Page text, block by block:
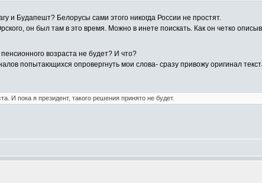
и Будапешт? Белорусы сами этого никогда России не простят.
он был там в это время. Можно в инете поискать. Как он четко
возраста не будет? И что?
попытающихся опровергнуть мои слова- сразу привожу оригинал
И пока я президент, такого решения принято не будет.